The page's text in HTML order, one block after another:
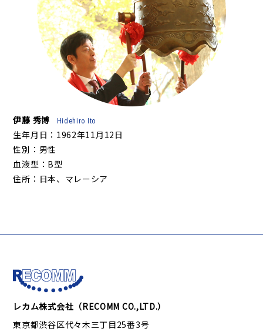
伊藤 秀博 Hidehiro Ito
生年月日：1962年11月12日
性別：男性
血液型：B型
住所：日本、マレーシア
レカム株式会社（RECOMM CO.,LTD.）
東京都渋谷区代々木三丁目25番3号